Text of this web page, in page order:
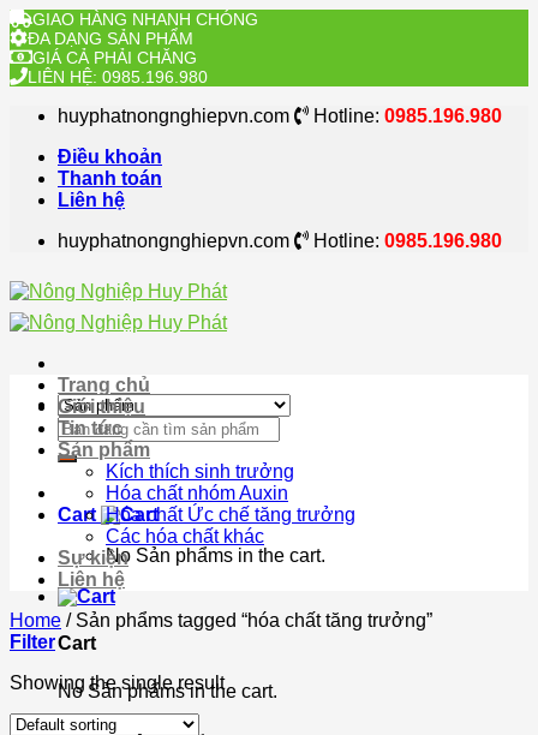
GIAO HÀNG NHANH CHÓNG
ĐA DẠNG SẢN PHẨM
GIÁ CẢ PHẢI CHĂNG
LIÊN HỆ: 0985.196.980
huyphatnongnghiepvn.com Hotline: 0985.196.980
Điều khoản
Thanh toán
Liên hệ
huyphatnongnghiepvn.com
Hotline: 0985.196.980
Search
for:
Cart
No Sản phẩms in the cart.
Cart
No Sản phẩms in the cart.
Trang chủ
Giới thiệu
Tin tức
Sản phẩm
Kích thích sinh trưởng
Hóa chất nhóm Auxin
Hóa chất Ức chế tăng trưởng
Các hóa chất khác
Sự kiện
Liên hệ
Home /Sản phẩms tagged “hóa chất tăng trưởng”
Filter
Showing the single result